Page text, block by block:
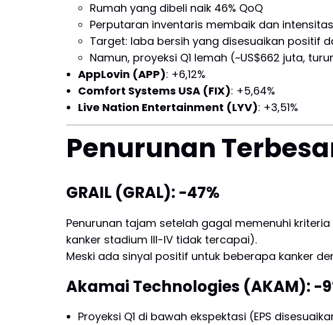
Rumah yang dibeli naik 46% QoQ
Perputaran inventaris membaik dan
Target: laba bersih yang disesuaikan positif
Namun, proyeksi Q1 lemah (~US$662 juta,
AppLovin (APP): +6,12%
Comfort Systems USA (FIX): +5,64%
Live Nation Entertainment (LYV): +3,51%
Penurunan
GRAIL (GRAL): -47%
Penurunan tajam setelah gagal memenuhi
kanker stadium III-IV tidak tercapai).
Meski ada sinyal positif untuk beberapa kanker
Akamai Technologies (AKAM): -
Proyeksi Q1 di bawah ekspektasi (EPS